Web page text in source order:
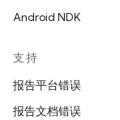
Android NDK
支持
报告平台错误
报告文档错误